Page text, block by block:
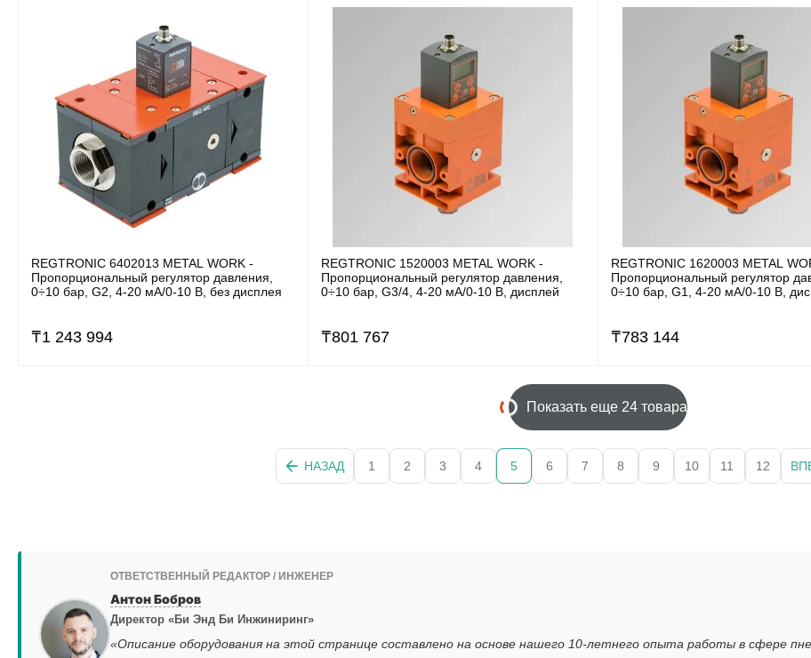
REGTRONIC 6402013 METAL WORK -
Пропорциональный регулятор давления,
0÷10 бар, G2, 4-20 мА/0-10 В, без дисплея
₸1 243 994
REGTRONIC 1520003 METAL WORK -
Пропорциональный регулятор давления,
0÷10 бар, G3/4, 4-20 мА/0-10 В, дисплей
₸801 767
REGTRONIC 1620003 METAL
Пропорциональный регулятор
0÷10 бар, G1, 4-20 мА/0-10 В,
₸783 144
Показать еще 24 товара
НАЗАД 1 2 3 4 5 6 7 8 9 10 11 12
ОТВЕТСТВЕННЫЙ РЕДАКТОР / ИНЖЕНЕР
Антон Бобров
Директор «Би Энд Би Инжиниринг»
«Описание оборудования на этой странице составлено на основе нашего 10-летнего опыта работы в сфере